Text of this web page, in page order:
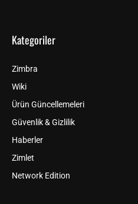
Kategoriler
Zimbra
Wiki
Ürün Güncellemeleri
Güvenlik & Gizlilik
Haberler
Zimlet
Network Edition